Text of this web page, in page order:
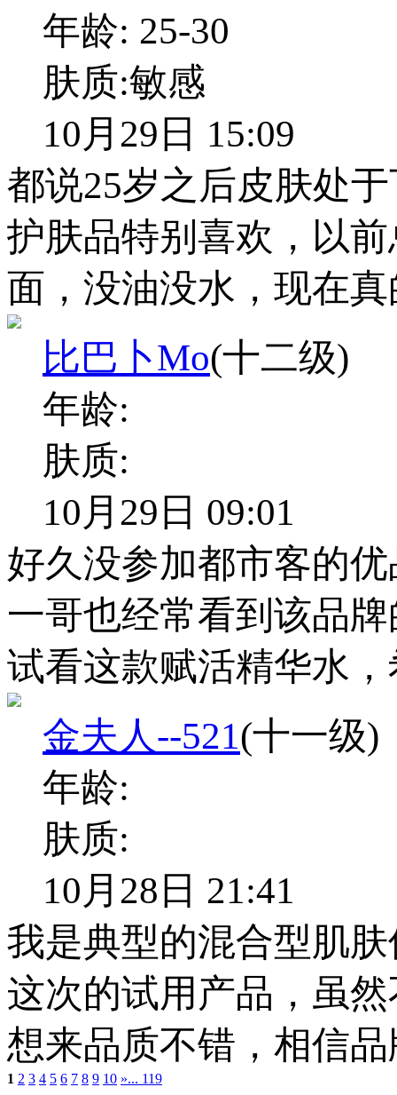
年龄: 25-30
肤质:敏感
10月29日 15:09
都说25岁之后皮肤处
护肤品特别喜欢，以
面，没油没水，现在
比巴卜Mo(十二级)
年龄:
肤质:
10月29日 09:01
好久没参加都市客的
一哥也经常看到该品
试看这款赋活精华水
金夫人--521(十一级)
年龄:
肤质:
10月28日 21:41
我是典型的混合型肌
这次的试用产品，虽
想来品质不错，相信
1 2 3 4 5 6 7 8 9 10 »... 119